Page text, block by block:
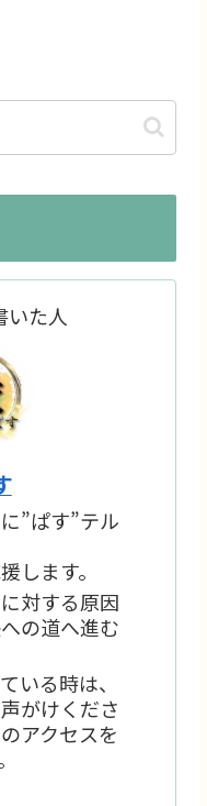
いた人
”ぱす”テル
します。
対する原因
の道へ進む
いる時は、
がけくださ
アクセスを